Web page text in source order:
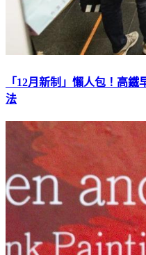
「12月新制」懶人包！高
法